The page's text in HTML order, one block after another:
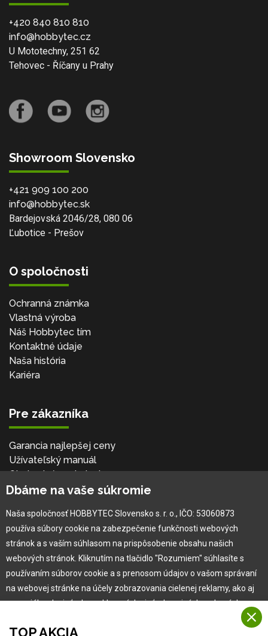
+420 840 810 810
info@hobbytec.cz
U Mototechny, 251 62
Tehovec - Říčany u Prahy
Showroom Slovensko
+421 909 100 200
info@hobbytec.sk
Bardejovská 2046/28, 080 06
Ľubotice - Prešov
O spoločnosti
Ochranná známka
Vlastná výroba
Náš Hobbytec tím
Kontaktné údaje
Naša história
Kariéra
Pre zákazníka
Garancia najlepšej ceny
Užívateľský manuál
Obchodné podmienky
Zákazník & partner
Novinky
TOP AKCIA
Dbáme na vaše súkromie
Naša spoločnosť HOBBYTEC Slovensko s. r. o., IČO: 53060873
používa súbory cookie na zabezpečenie funkčnosti webových
stránok a s vaším súhlasom na prispôsobenie obsahu našich
webových stránok. Kliknutím na tlačidlo "Rozumiem" súhlasíte s
používaním súborov cookie a s prenosom údajov o vašom správaní
na webovej stránke na účely zobrazovania cielenej reklamy, ako aj
na sociálnych sieťach a reklamných sieťach na iných webových